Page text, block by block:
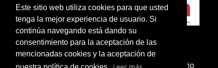
Este sitio web utiliza cookies para que usted
tenga la mejor experiencia de usuario. Si
continúa navegando está dando su
consentimiento para la aceptación de las
mencionadas cookies y la aceptación de
¿Sabías que puedes añadir un icono en el escritorio